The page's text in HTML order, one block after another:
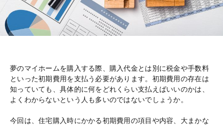
夢のマイホームを購入する際、購入代金とは別に税金や手数料
といった初期費用を支払う必要があります。初期費用の存在は
知っていても、具体的に何をどれくらい支払えばいいのかは、
よくわからないという人も多いのではないでしょうか。
今回は、住宅購入時にかかる初期費用の項目や内容、大まかな